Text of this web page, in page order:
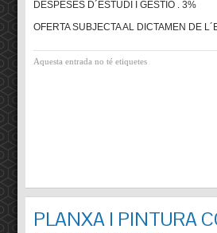
DESPESES D´ESTUDI I GESTIÓ . 3%
OFERTA SUBJECTA AL DICTAMEN DE
Aquesta entrada no té etiquetes
PLANXA I PINTURA